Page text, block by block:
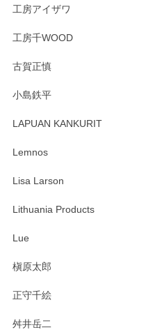
す。 素敵な湯呑みでとても気
たm(_)m
います。無事に届い
工房アイザワ
工房千WOOD
古賀正慎
小島鉄平
LAPUAN KANKURIT
Lemnos
Lisa Larson
Lithuania Products
Lue
槇原太郎
正守千絵
舛井岳二